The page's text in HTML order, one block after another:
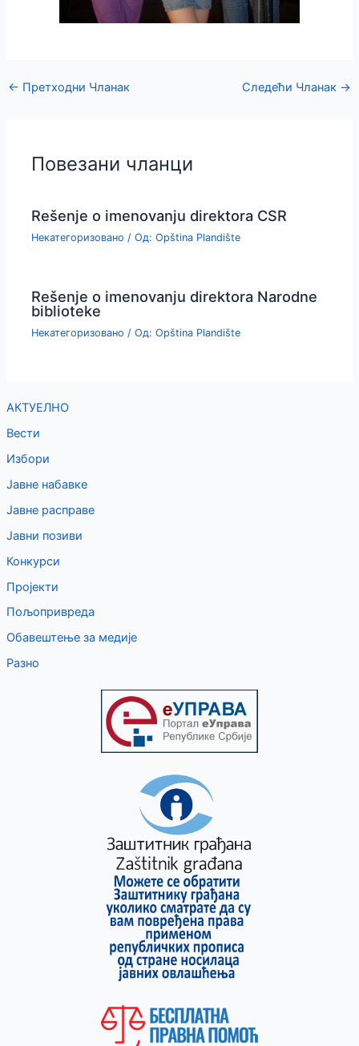
АКТУЕЛНО
Вести
Избори
Јавне набавке
Јавне расправе
Јавни позиви
Конкурси
Пројекти
Пољопривреда
Обавештење за медије
Разно
← Претходни Чланак Следећи Чланак →
Повезани чланци
Rešenje o imenovanju direktora CSR
Некатегоризовано / Од: Opština Plandište
Rešenje o imenovanju direktora Narodne
biblioteke
Некатегоризовано / Од: Opština Plandište